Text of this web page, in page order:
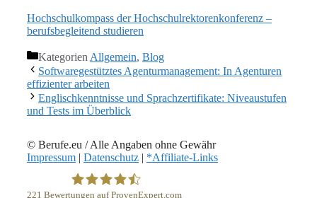
Hochschulkompass der Hochschulrektorenkonferenz –
berufsbegleitend studieren
Kategorien Allgemein, Blog
Softwaregestütztes Agenturmanagement: In Agenturen
effizienter arbeiten
Englischkenntnisse und Sprachzertifikate: Niveaustufen
und Tests im Überblick
© Berufe.eu / Alle Angaben ohne Gewähr
Impressum | Datenschutz | *Affiliate-Links
221 Bewertungen auf ProvenExpert.com